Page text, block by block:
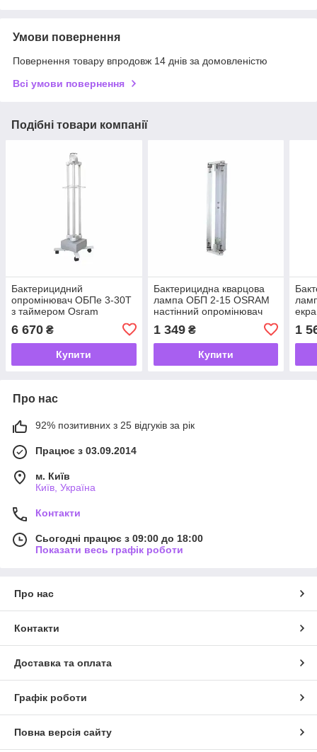
Умови повернення
Повернення товару впродовж 14 днів за домовленістю
Всі умови повернення
Подібні товари компанії
Бактерицидний
опромінювач ОБПе 3-30Т
з таймером Osram
6 670 ₴
Купити
Бактерицидна кварцова
лампа ОБП 2-15 OSRAM
настінний опромінювач
1 349₴
Купити
1
Про нас
92% позитивних з 25 відгуків за рік
Працює з 03.09.2014
м. Київ
Київ, Україна
Контакти
Сьогодні працює з 09:00 до 18:00
Показати весь графік роботи
Про нас
Контакти
Доставка та оплата
Графік роботи
Повна версія сайту